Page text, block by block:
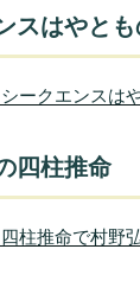
スはやと
ークエンスは
四柱推命
柱推命で村野